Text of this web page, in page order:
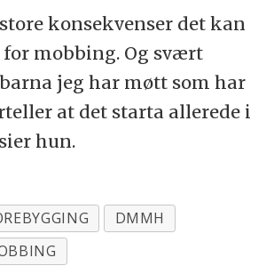
konsekvenser det kan
mobbing. Og svært
jeg har møtt som har
at det starta allerede i
hun.
DMMH